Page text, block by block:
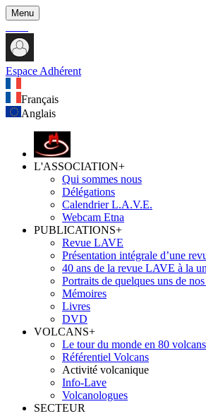
Menu
Espace Adhérent
Français
Anglais
L'ASSOCIATION+
Qui sommes nous
Délégations
Calendrier L.A.V.E.
Webcam Etna
PUBLICATIONS+
Revue LAVE
Présentation intégrale d’une
40 ans de la revue LAVE à la
Portraits de quelques uns de
Mémoires
Livres
DVD
VOLCANS+
Le tour du monde en 80 volcans
Référentiel Volcans
Activité volcanique
Info-Lave
Volcanologues
SECTEUR